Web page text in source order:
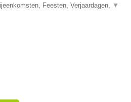
Feesten, Verjaardagen, ▼